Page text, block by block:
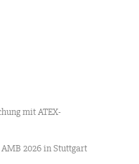
mit ATEX-
AMB 2026 in Stuttgart